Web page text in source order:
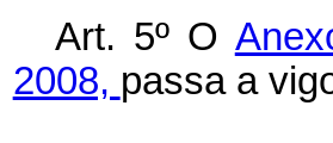
Art. 5º O
2008, passa a